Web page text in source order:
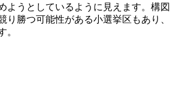
ようとしているように見えます。構図
り勝つ可能性がある小選挙区もあり、
。